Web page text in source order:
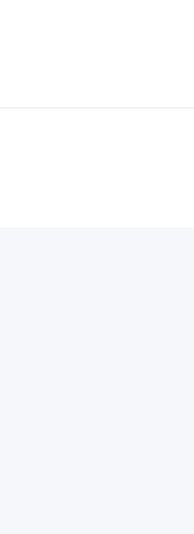
Compra